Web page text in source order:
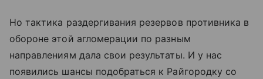
Но тактика раздергивания резервов противника в
обороне этой агломерации по разным
направлениям дала свои результаты. И у нас
появились шансы подобраться к Райгородку со